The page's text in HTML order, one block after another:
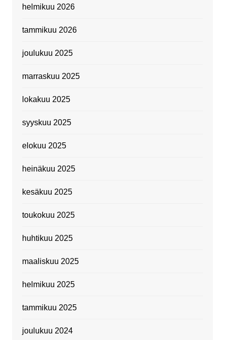
helmikuu 2026
tammikuu 2026
joulukuu 2025
marraskuu 2025
lokakuu 2025
syyskuu 2025
elokuu 2025
heinäkuu 2025
kesäkuu 2025
toukokuu 2025
huhtikuu 2025
maaliskuu 2025
helmikuu 2025
tammikuu 2025
joulukuu 2024